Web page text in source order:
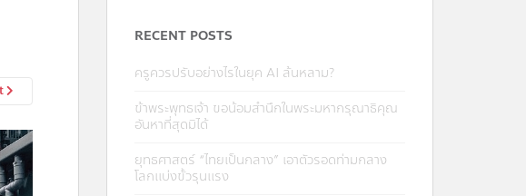
RECENT POSTS
ครูควรปรับอย่างไรในยุค AI ล้นหลาม?
ข้าพระพุทธเจ้า ขอน้อมสำนึกในพระมหากรุณาธิคุณ
อันหาที่สุดมิได้
ยุทธศาสตร์ “ไทยเป็นกลาง” เอาตัวรอดท่ามกลาง
โลกแบ่งขั้วรุนแรง